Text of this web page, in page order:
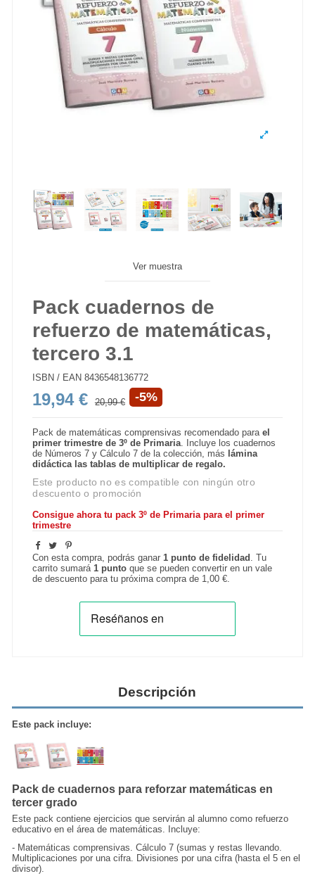
Ver muestra
Pack cuadernos de
refuerzo de matemáticas,
tercero 3.1
ISBN / EAN 8436548136772
19,94 € 20,99 € -5%
Pack de matemáticas comprensivas recomendado parael
primer trimestre de 3º de Primaria . Incluye los cuadernos
de Números 7 y Cálculo 7 de la colección, más lámina
didáctica las tablas de multiplicar de regalo.
Este producto no es compatible con ningún otro
descuento o promoción
Consigue ahora tu pack 3º de Primaria para el primer
trimestre
Con esta compra, podrás ganar 1 punto de fidelidad . Tu
carrito sumará 1 punto que se pueden convertir en un vale
de descuento para tu próxima compra de 1,00 €
Descripción
Este pack incluye:
Pack de cuadernos para reforzar matemáticas en
tercer grado
Este pack contiene ejercicios que servirán al alumno como refuerzo
educativo en el área de matemáticas. Incluye:
- Matemáticas comprensivas. Cálculo 7 (sumas y restas llevando.
Multiplicaciones por una cifra. Divisiones por una cifra (hasta el 5 en el
divisor).